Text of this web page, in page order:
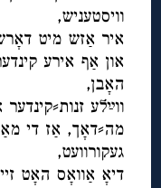
וויסטעניש,
איר אַזש מיט
און אַף אירע
האָבן,
ווײַלע
מה⸗דאָך, אַז די
געקורוועט,
דיאָ אַוואָס האָט